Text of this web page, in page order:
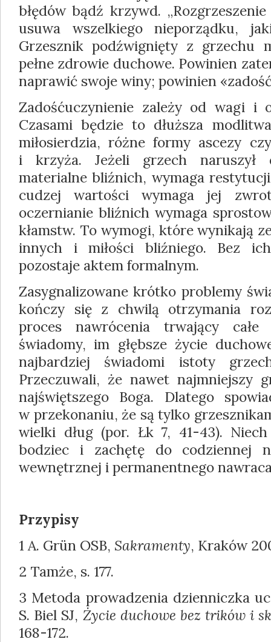
błędów bądź krzywd.
usuwa wszelkiego nieporządku,
Grzesznik podźwignięty z grzechu
pełne zdrowie duchowe. Powinien
naprawić swoje winy; powinien
Zadośćuczynienie zależy od wagi i
Czasami będzie to dłuższa
miłosierdzia, różne formy ascezy
i krzyża. Jeżeli grzech naruszył
materialne bliźnich, wymaga
cudzej wartości wymaga jej
oczernianie bliźnich wymaga
kłamstw. To wymogi, które wynikają
innych i miłości bliźniego. Bez ich
pozostaje aktem formalnym.
Zasygnalizowane krótko problemy
kończy się z chwilą otrzymania
proces nawrócenia trwający
świadomy, im głębsze życie
najbardziej świadomi istoty
Przeczuwali, że nawet najmniejszy
najświętszego Boga. Dlatego
w przekonaniu, że są tylko
wielki dług (por. Łk 7, 41-43).
bodziec i zachętę do codziennej
wewnętrznej i permanentnego
Przypisy
1 A. Grün OSB, Sakramenty, Kraków
2 Tamże, s. 177.
3 Metoda prowadzenia dzienniczka
S. Biel SJ, Życie duchowe bez trików i
168-172.